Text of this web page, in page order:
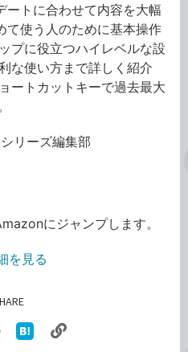
トに合わせて内容を大幅
使う人のために基本操作
プに役立つハイレベルな設
な使い方まで詳しく紹介
ートカットキーで過去最大
リーズ編集部
にジャンプします。
を見る
Facebook